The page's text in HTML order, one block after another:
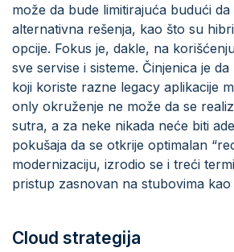
može da bude limitirajuća budući da
alternativna rešenja, kao što su
opcije. Fokus je, dakle, na
sve servise i sisteme. Činjenica je
koji koriste razne legacy aplikacije
only okruženje ne može da se
sutra, a za neke nikada neće biti
pokušaja da se otkrije optimalan
modernizaciju, izrodio se i treći
pristup zasnovan na stubovima kao
Cloud strategija